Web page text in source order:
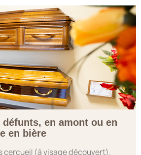
en amont ou en
en bière
cercueil (à visage découvert).